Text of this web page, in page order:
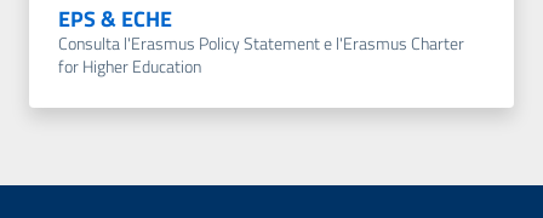
EPS & ECHE
Consulta l'Erasmus Policy Statement e l'Erasmus Charter
for Higher Education